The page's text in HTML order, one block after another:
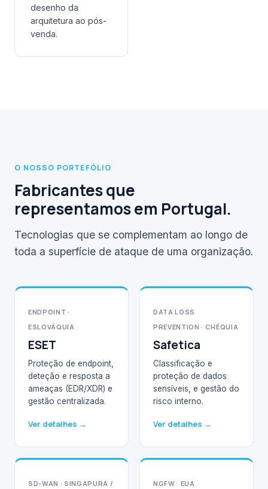
desenho da
arquitetura ao pós-
venda.
O NOSSO PORTEFÓLIO
Fabricantes que
representamos em Portugal.
Tecnologias que se complementam ao longo de
toda a superfície de ataque de uma organização.
ENDPOINT ·
ESLOVÁQUIA
ESET
Proteção de endpoint,
deteção e resposta a
ameaças (EDR/XDR) e
gestão centralizada.
Ver detalhes →
DATA LOSS
PREVENTION · CHÉQUIA
Safetica
Classificação e
proteção de dados
sensíveis, e gestão do
risco interno.
Ver detalhes →
SD-WAN · SINGAPURA /
NGFW · EUA